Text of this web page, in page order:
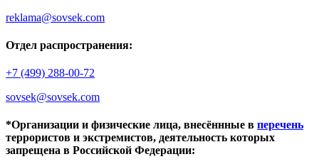
reklama@sovsek.com
Отдел распространения:
+7 (499) 288-00-72
sovsek@sovsek.com
*Организации и физические лица, внесённные в перечень
террористов и экстремистов, деятельность которых
запрещена в Российской Федерации: